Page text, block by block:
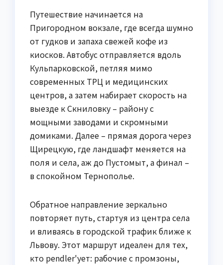
Путешествие начинается на
Пригородном вокзале, где всегда шумно
от гудков и запаха свежей кофе из
киосков. Автобус отправляется вдоль
Кульпарковской, петляя мимо
современных ТРЦ и медицинских
центров, а затем набирает скорость на
выезде к Скниловку – району с
мощными заводами и скромными
домиками. Далее – прямая дорога через
Щирецкую, где ландшафт меняется на
поля и села, аж до Пустомыт, а финал –
в спокойном Тернополье.
Обратное направление зеркально
повторяет путь, стартуя из центра села
и вливаясь в городской трафик ближе к
Львову. Этот маршрут идеален для тех,
кто pendler'ует: рабочие с промзоны,